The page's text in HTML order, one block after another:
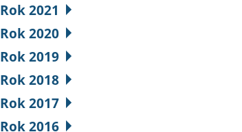
Rok 2021
Rok 2020
Rok 2019
Rok 2018
Rok 2017
Rok 2016